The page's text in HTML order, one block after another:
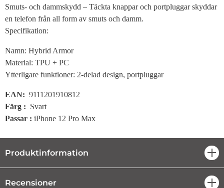
Smuts- och dammskydd – Täckta knappar och portpluggar skyddar
en telefon från all form av smuts och damm.
Specifikation:
Namn: Hybrid Armor
Material: TPU + PC
Ytterligare funktioner: 2-delad design, portpluggar
EAN: 9111201910812
Färg : Svart
Passar : iPhone 12 Pro Max
Produktinformation
Recensioner